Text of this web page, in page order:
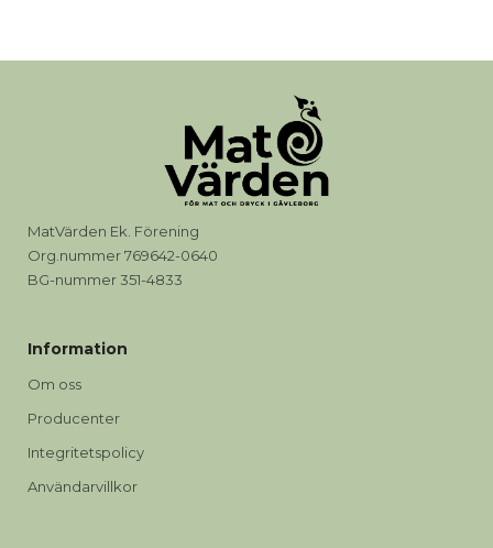
MatVärden Ek. Förening
Org.nummer 769642-0640
BG-nummer 351-4833
Information
Om oss
Producenter
Integritetspolicy
Användarvillkor